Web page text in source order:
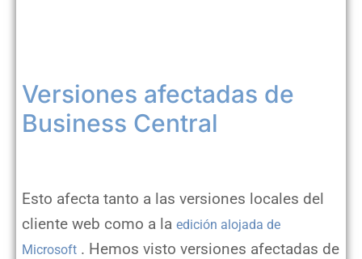
Versiones afectadas de
Business Central
Esto afecta tanto a las versiones locales del
cliente web como a la edición alojada de
Microsoft . Hemos visto versiones afectadas de